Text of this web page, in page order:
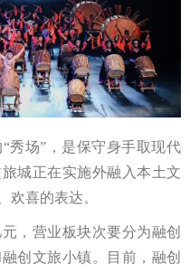
场”，是保守身手取现代
城正在实施外融入本土文
欢喜的表达。
，营业板块次要分为融创
创文旅小镇。目前，融创